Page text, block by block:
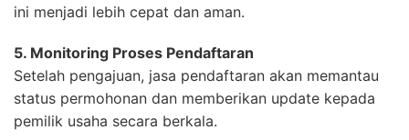
ini menjadi lebih cepat dan aman.
5. Monitoring Proses Pendaftaran
Setelah pengajuan, jasa pendaftaran akan memantau
status permohonan dan memberikan update kepada
pemilik usaha secara berkala.